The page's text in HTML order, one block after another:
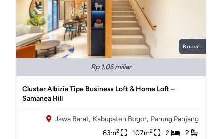
Rumah
Rp 1.06 miliar
Cluster Albizia Tipe Business Loft & Home Loft –
Samanea Hill
Jawa Barat, Kabupaten Bogor, Parung Panjang
63m2 107m2 2 2